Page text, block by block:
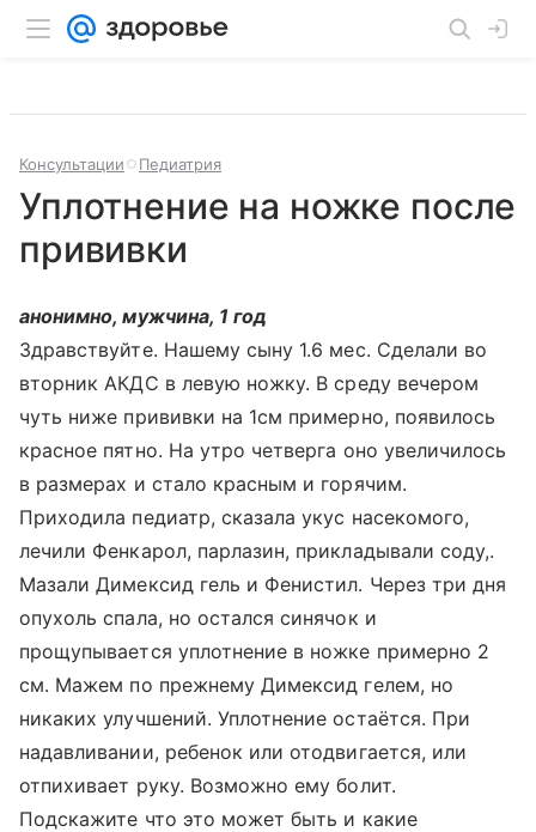
Консультации Педиатрия
Уплотнение на ножке после
прививки
анонимно, мужчина, 1 год
Здравствуйте. Нашему сыну 1.6 мес. Сделали во
вторник АКДС в левую ножку. В среду вечером
чуть ниже прививки на 1см примерно, появилось
красное пятно. На утро четверга оно увеличилось
в размерах и стало красным и горячим.
Приходила педиатр, сказала укус насекомого,
лечили Фенкарол, парлазин, прикладывали соду,.
Мазали Димексид гель и Фенистил. Через три дня
опухоль спала, но остался синячок и
прощупывается уплотнение в ножке примерно 2
см. Мажем по прежнему Димексид гелем, но
никаких улучшений. Уплотнение остаётся. При
надавливании, ребенок или отодвигается, или
отпихивает руку. Возможно ему болит.
Подскажите что это может быть и какие